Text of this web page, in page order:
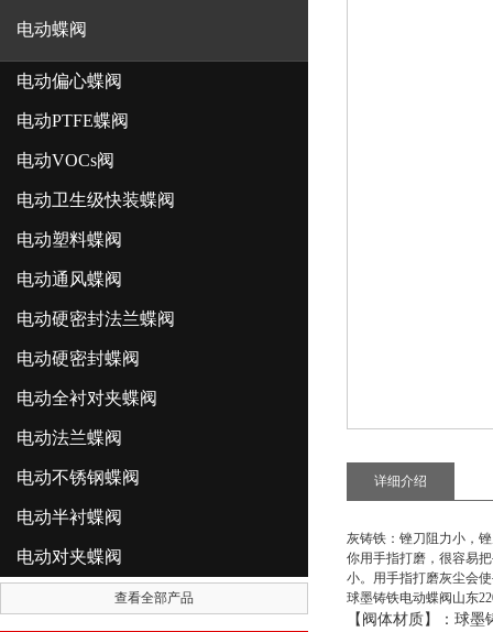
电动蝶阀
电动偏心蝶阀
电动PTFE蝶阀
电动VOCs阀
电动卫生级快装蝶阀
电动塑料蝶阀
电动通风蝶阀
电动硬密封法兰蝶阀
电动硬密封蝶阀
电动全衬对夹蝶阀
电动法兰蝶阀
电动不锈钢蝶阀
电动半衬蝶阀
电动对夹蝶阀
查看全部产品
详细介绍
灰铸铁：锉刀阻力小，
你用手指打磨，很容易
小。用手指打磨灰尘会
球墨铸铁电动蝶阀山东
【阀体材质】：球墨